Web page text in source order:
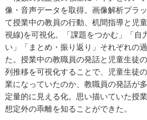
像・音声データを取得。画像解析プラ
て授業中の教員の行動、机間指導と児
視線)を可視化。「課題をつかむ」「自
い」「まとめ・振り返り」それぞれの
た。授業中の教職員の発話と児童生徒
列推移を可視化することで、児童生徒
業になっていたのか、教職員の発話が
定量的に見える化。思い描いていた授
想定外の乖離を知ることができた。